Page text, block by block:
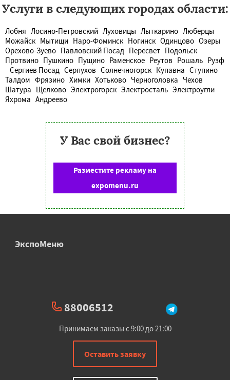
Услуги в следующих городах области:
Лобня Лосино-Петровский Луховицы Лыткарино Люберцы
Можайск Мытищи Наро-Фоминск Ногинск Одинцово Озеры
Орехово-Зуево Павловский Посад Пересвет Подольск
Протвино Пушкино Пущино Раменское Реутов Рошаль Рузф
Сергиев Посад Серпухов Солнечногорск Купавна Ступино
Талдом Фрязино Химки Хотьково Черноголовка Чехов
Шатура Щелково Электрогорск Электросталь Электроугли
Яхрома Андреево
У Вас свой бизнес?
Разместите рекламу на
expomenu.ru
ЭкспоМеню
88006512
Принимаем заказы с 9:00 до 21:00
Оставить заявку